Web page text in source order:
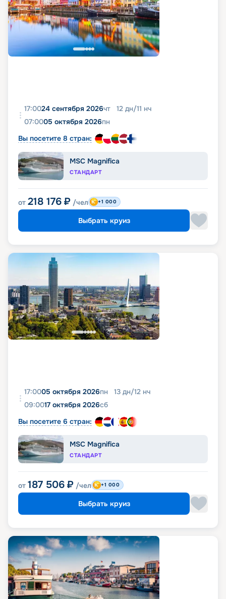
17:0024 сентября 2026чт 12 дн/11 нч
07:0005 октября 2026пн
Вы посетите 8 стран:
MSC Magnifica
СТАНДАРТ
от 218 176 ₽ /чел +1 000
Выбрать круиз
17:0005 октября 2026пн 13 дн/12 нч
09:0017 октября 2026сб
Вы посетите 6 стран:
MSC Magnifica
СТАНДАРТ
от 187 506 ₽ /чел +1 000
Выбрать круиз